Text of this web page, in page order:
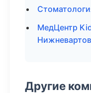
МедЦентр
Другие